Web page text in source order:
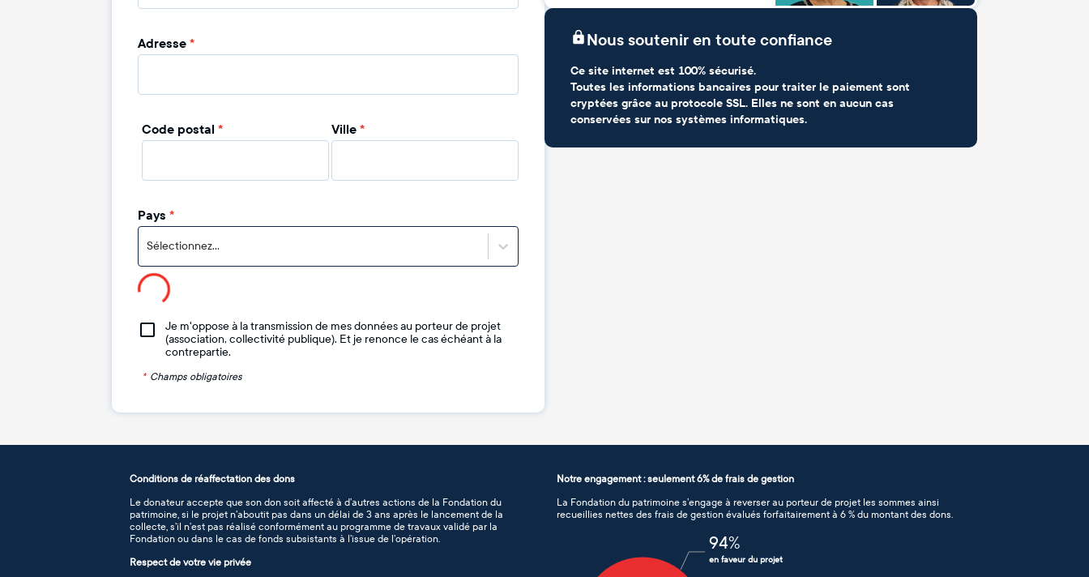
Adresse*
Code postal * Ville*
Pays *
Sélectionnez...
Je m'oppose à la transmission de mes données au porteur de projet
(association, collectivité publique). Et je renonce le cas échéant à la
contrepartie.
* Champs obligatoires
Nous soutenir en toute confiance
Ce site internet est 100% sécurisé.
Toutes les informations bancaires pour traiter le paiement sont
cryptées grâce au protocole SSL. Elles ne sont en aucun cas
conservées sur nos systèmes informatiques.
Conditions de réaffectation des dons
Le donateur accepte que son don soit affecté à d’autres actions de la Fondation du
patrimoine, si le projet n’aboutit pas dans un délai de 3 ans après le lancement de la
collecte, s’il n’est pas réalisé conformément au programme de travaux validé par la
Fondation ou dans le cas de fonds subsistants à l’issue de l’opération.
Respect de votre vie privée
Notre engagement : seulement 6% de frais de gestion
La Fondation du patrimoine s’engage à reverser au porteur de projet les sommes ainsi
recueillies nettes des frais de gestion évalués forfaitairement à 6 % du montant des dons.
94%
en faveur du projet